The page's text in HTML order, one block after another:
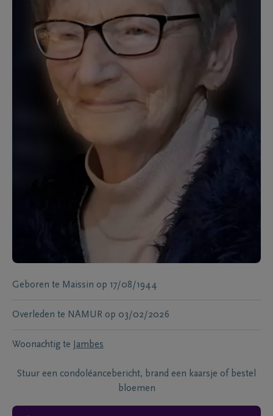
Geboren te Maissin op 17/08/1944
Overleden te NAMUR op 03/02/2026
Woonachtig te Jambes
Stuur een condoléancebericht, brand een kaarsje of bestel
bloemen